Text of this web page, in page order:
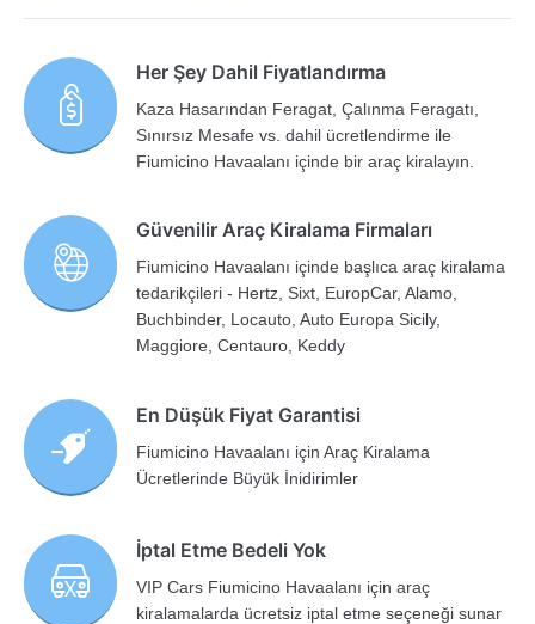
Her Şey Dahil Fiyatlandırma
Kaza Hasarından Feragat, Çalınma Feragatı,
Sınırsız Mesafe vs. dahil ücretlendirme ile
Fiumicino Havaalanı içinde bir araç kiralayın.
Güvenilir Araç Kiralama Firmaları
Fiumicino Havaalanı içinde başlıca araç kiralama
tedarikçileri - Hertz, Sixt, EuropCar, Alamo,
Buchbinder, Locauto, Auto Europa Sicily,
Maggiore, Centauro, Keddy
En Düşük Fiyat Garantisi
Fiumicino Havaalanı için Araç Kiralama
Ücretlerinde Büyük İnidirimler
İptal Etme Bedeli Yok
VIP Cars Fiumicino Havaalanı için araç
kiralamalarda ücretsiz iptal etme seçeneği sunar